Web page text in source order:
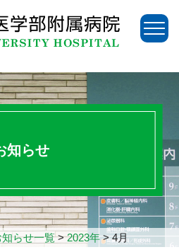
知らせ
知らせ一覧>2023年>4月